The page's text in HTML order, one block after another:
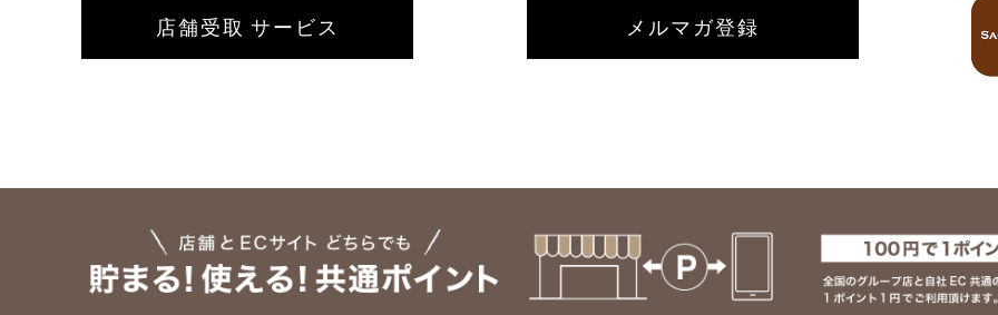
店舗受取 サービス メルマガ登録